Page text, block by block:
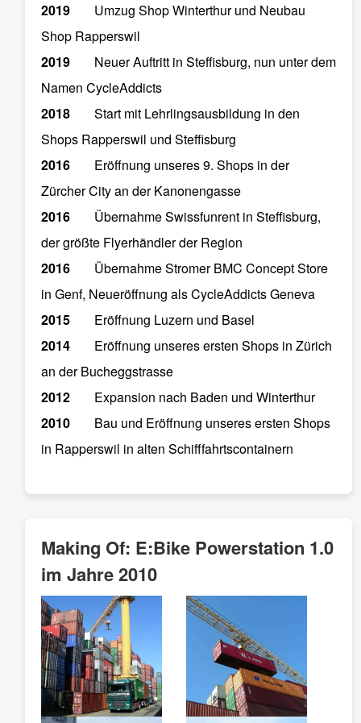
2019
Umzug Shop Winterthur und Neubau
Shop Rapperswil
2019
Neuer Auftritt in Steffisburg, nun unter dem
Namen CycleAddicts
2018
Start mit Lehrlingsausbildung in den
Shops Rapperswil und Steffisburg
2016
Eröffnung unseres 9. Shops in der
Zürcher City an der Kanonengasse
2016
Übernahme Swissfunrent in Steffisburg,
der größte Flyerhändler der Region
2016
Übernahme Stromer BMC Concept Store
in Genf, Neueröffnung als CycleAddicts Geneva
2015
Eröffnung Luzern und Basel
2014
Eröffnung unseres ersten Shops in Zürich
an der Bucheggstrasse
2012
Expansion nach Baden und Winterthur
2010
Bau und Eröffnung unseres ersten Shops
in Rapperswil in alten Schifffahrtscontainern
Making Of: E:Bike Powerstation 1.0
im Jahre 2010